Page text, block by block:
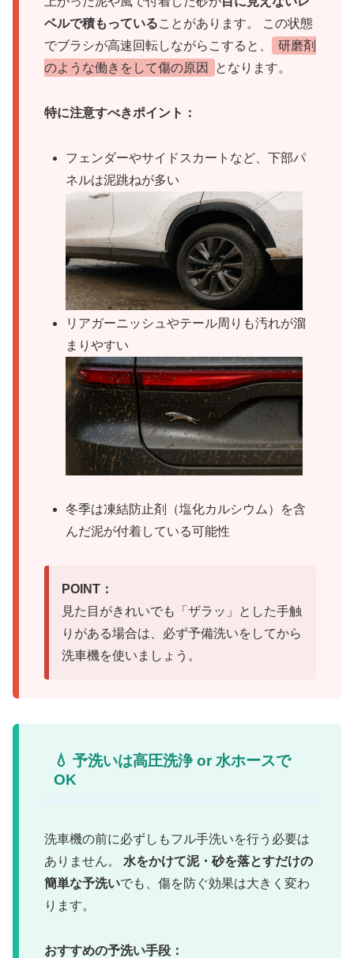
ベルで積もっていることがあります。 この状態
でブラシが高速回転しながらこすると、
研磨剤
のような働きをして傷の原因
となります。
特に注意すべきポイント：
フェンダーやサイドスカートなど、下部パ
ネルは泥跳ねが多い
リアガーニッシュやテール周りも汚れが溜
まりやすい
冬季は凍結防止剤（塩化カルシウム）を含
んだ泥が付着している可能性
POINT：
見た目がきれいでも「ザラッ」とした手触
りがある場合は、必ず予備洗いをしてから
洗車機を使いましょう。
💧 予洗いは高圧洗浄 or 水ホースで
OK
洗車機の前に必ずしもフル手洗いを行う必要は
ありません。 水をかけて泥・砂を落とすだけの
簡単な予洗いでも、傷を防ぐ効果は大きく変わ
ります。
おすすめの予洗い手段：